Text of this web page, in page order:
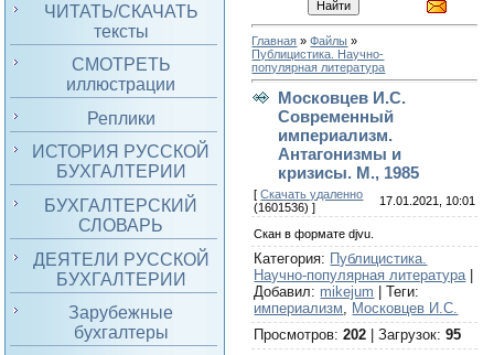
ЧИТАТЬ/СКАЧАТЬ
тексты
СМОТРЕТЬ
иллюстрации
Реплики
ИСТОРИЯ РУССКОЙ
БУХГАЛТЕРИИ
БУХГАЛТЕРСКИЙ
СЛОВАРЬ
ДЕЯТЕЛИ РУССКОЙ
БУХГАЛТЕРИИ
Зарубежные
бухгалтеры
Главная »Файлы »
Публицистика. Научно-
популярная литература
Московцев И.С.
Современный
империализм.
Антагонизмы и
кризисы. М., 1985
[Скачать удаленно
(1601536) ]
17.01.2021, 10:01
Скан в формате djvu.
Категория: Публицистика.
Научно-популярная литература|
Добавил: mikejum |Теги:
империализм, Московцев И.С.
Просмотров:202 |Загрузок:95